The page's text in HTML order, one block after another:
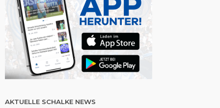
AKTUELLE SCHALKE NEWS